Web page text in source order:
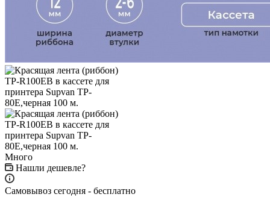
Много
Нашли дешевле?
Самовывоз сегодня - бесплатно